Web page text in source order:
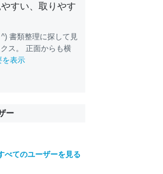
すい、取りやす
書類整理に探して見
ス。 正面からも横
を表示
ー
べてのユーザーを見る